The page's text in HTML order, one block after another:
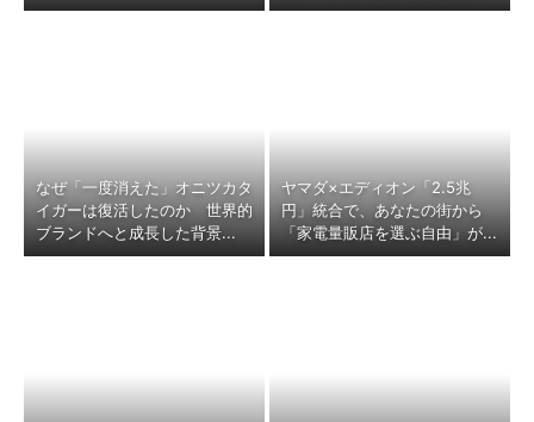
なぜ「一度消えた」オニツカタ
イガーは復活したのか 世界的
ブランドへと成長した背景...
ヤマダ×エディオン「2.5兆
円」統合で、あなたの街から
「家電量販店を選ぶ自由」が...